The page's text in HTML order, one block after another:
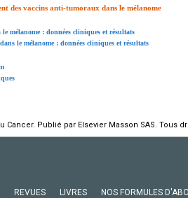
des vaccins anti-tumoraux dans le mélanome
le mélanome : données cliniques et résultats
le mélanome : données cliniques et résultats
Cancer. Publié par Elsevier Masson SAS. Tous
REVUES LIVRES NOS FORMULES